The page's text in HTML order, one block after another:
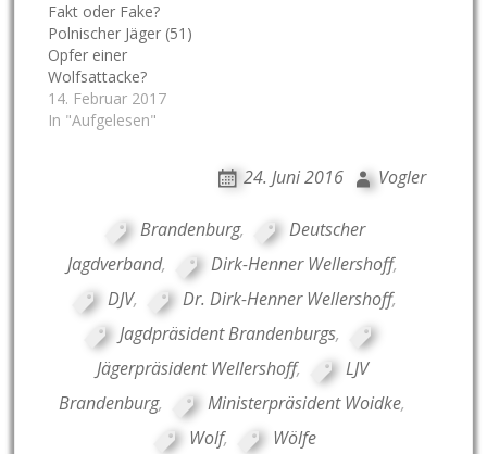
Fakt oder Fake?
Polnischer Jäger (51)
Opfer einer
Wolfsattacke?
14. Februar 2017
In "Aufgelesen"
24. Juni 2016 Vogler
Brandenburg,
Deutscher
Jagdverband, Dirk-Henner Wellershoff,
DJV, Dr. Dirk-Henner Wellershoff,
Jagdpräsident Brandenburgs,
Jägerpräsident Wellershoff,
LJV
Brandenburg, Ministerpräsident Woidke,
Wolf, Wölfe